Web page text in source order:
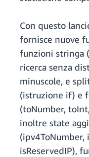
Con questo
fornisce nuove
funzioni stringa
ricerca senza
minuscole, e
(istruzione if) e
(toNumber,
inoltre state
(ipv4ToNumber,
isReservedIP),